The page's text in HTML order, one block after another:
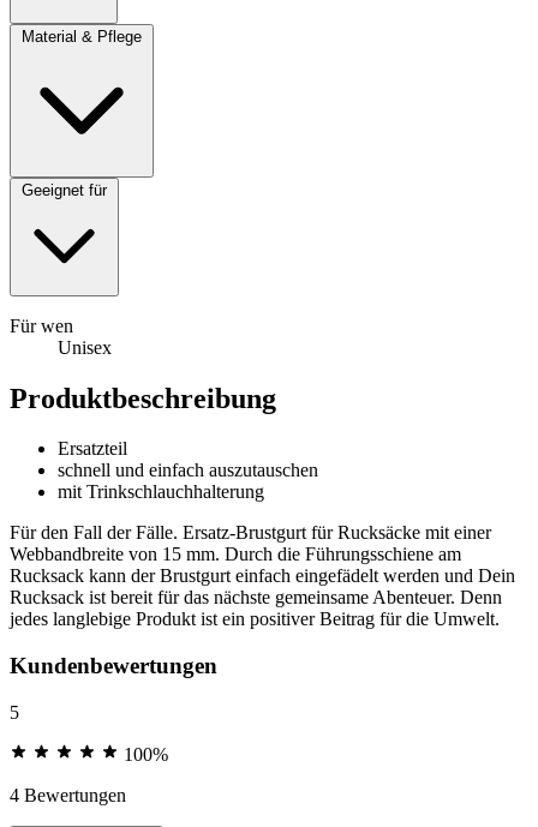
Material & Pflege
Geeignet für
Für wen
Unisex
Produktbeschreibung
Ersatzteil
schnell und einfach auszutauschen
mit Trinkschlauchhalterung
Für den Fall der Fälle. Ersatz-Brustgurt für Rucksäcke mit einer
Webbandbreite von 15 mm. Durch die Führungsschiene am
Rucksack kann der Brustgurt einfach eingefädelt werden und Dein
Rucksack ist bereit für das nächste gemeinsame Abenteuer. Denn
jedes langlebige Produkt ist ein positiver Beitrag für die Umwelt.
Kundenbewertungen
5
100%
4 Bewertungen